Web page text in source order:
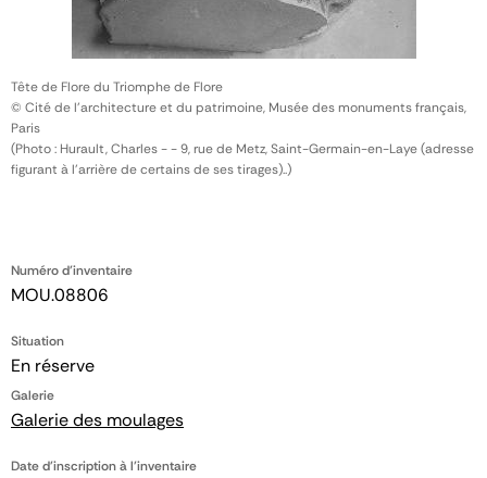
Numéro d'inventaire
MOU.08806
Situation
En réserve
Galerie
Galerie des moulages
Date d'inscription à l'inventaire
Tête de Flore du Triomphe de Flore
© Cité de l'architecture et du patrimoine, Musée des monuments français,
Paris
(Photo : Hurault, Charles - - 9, rue de Metz, Saint-Germain-en-Laye (adresse
figurant à l'arrière de certains de ses tirages)..)